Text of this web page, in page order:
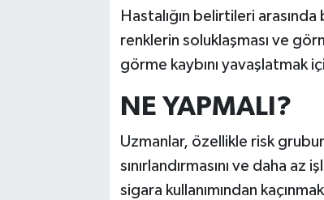
Hastalığın belirtileri
renklerin soluklaşması ve
görme kaybını yavaşlatmak
NE YAPMALI?
Uzmanlar, özellikle risk
sınırlandırmasını ve daha
sigara kullanımından